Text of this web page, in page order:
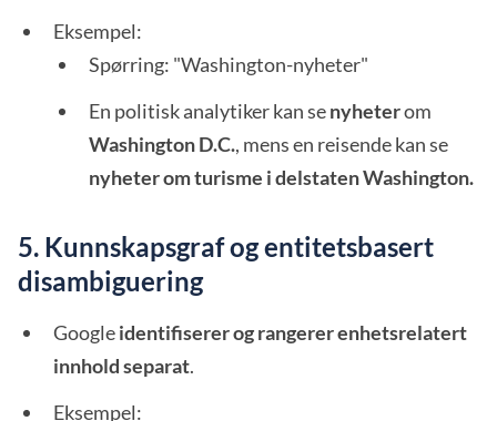
Eksempel:
Spørring: "Washington-nyheter"
En politisk analytiker kan senyheterom
Washington D.C., mens en reisende kan se
nyheter om turisme i delstaten Washington.
5. Kunnskapsgraf og entitetsbasert
disambiguering
Googleidentifiserer og rangerer enhetsrelatert
innhold separat.
Eksempel: